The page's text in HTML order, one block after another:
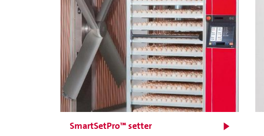
maior número de ovos
incubáveis por m²
SmartSetPro™ setter